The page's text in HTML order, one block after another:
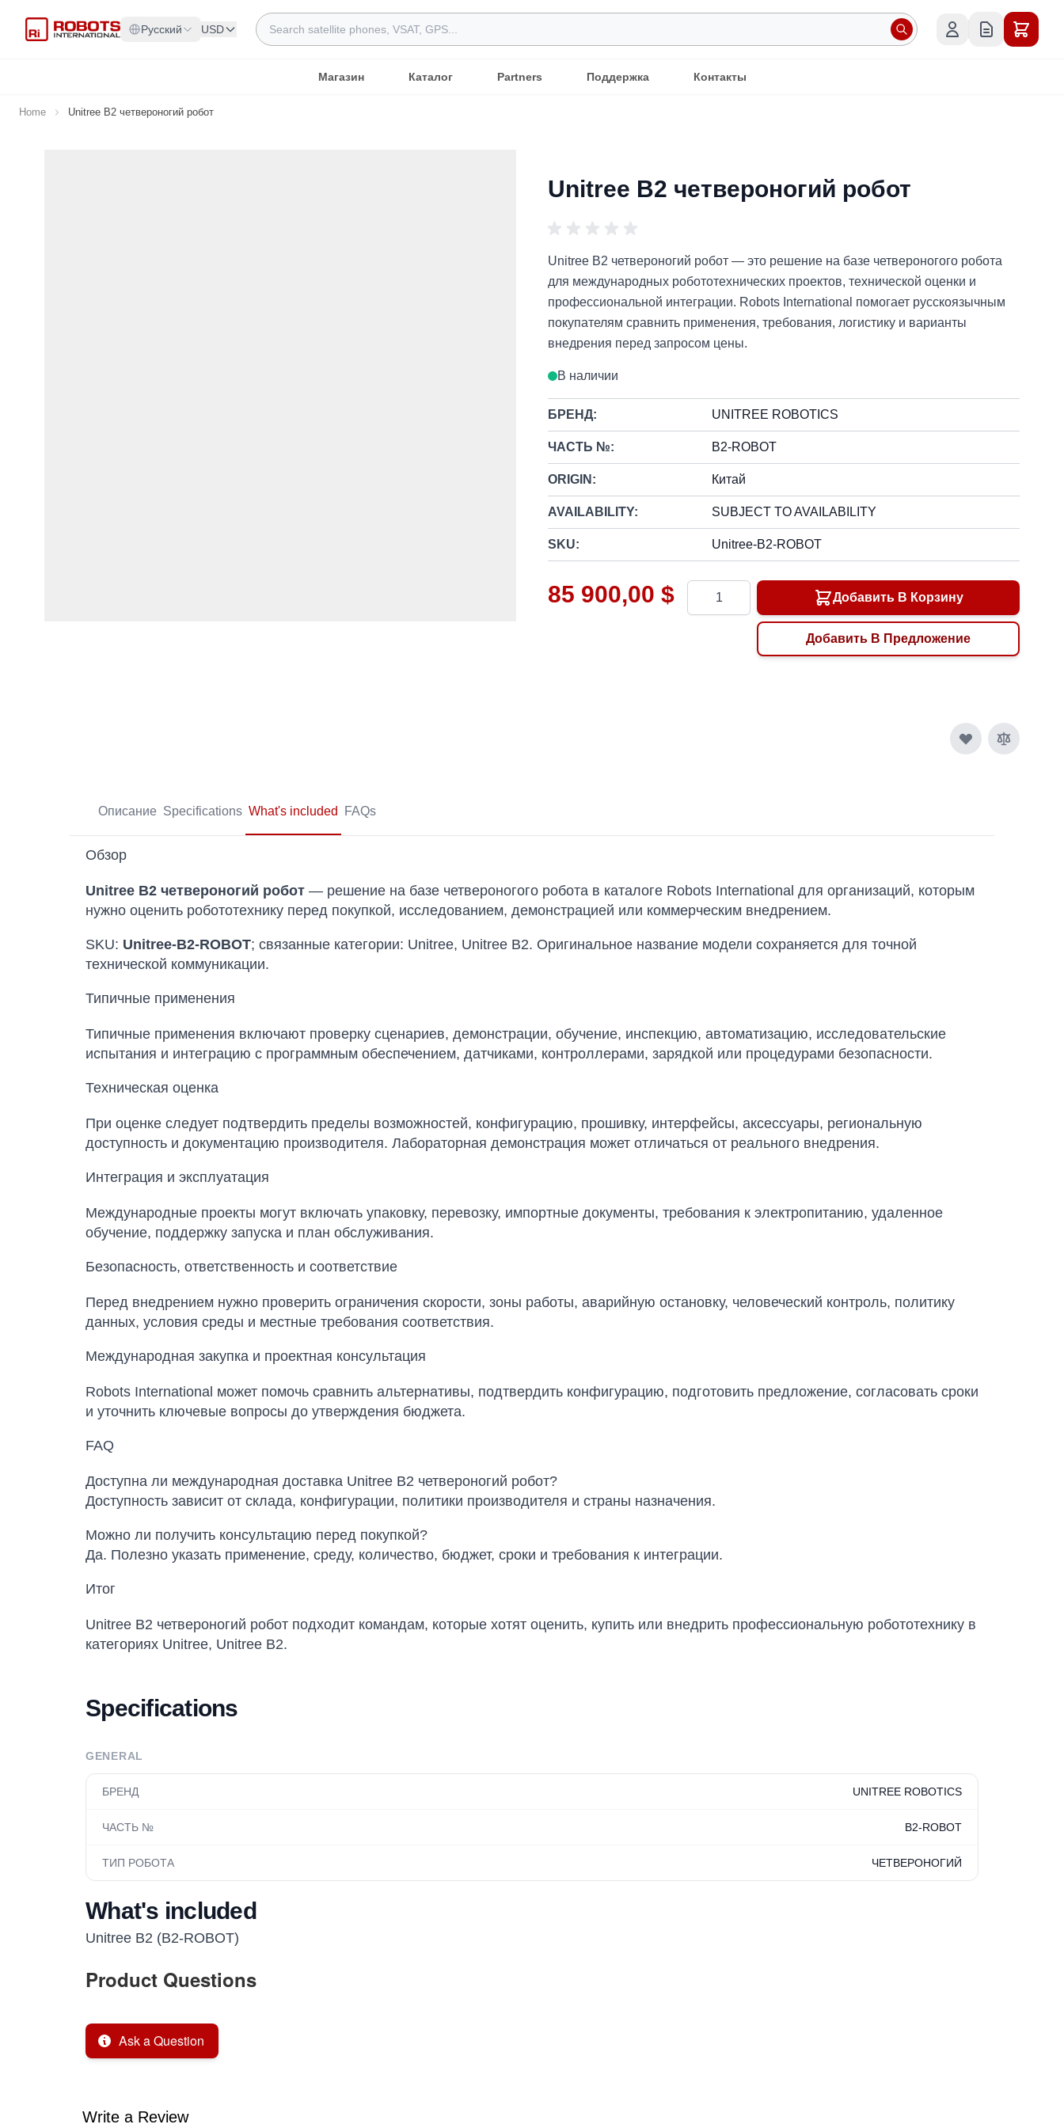
Русский USD
Search
Магазин Каталог Partners Поддержка Контакты
Home Unitree B2 четвероногий робот
Unitree B2 четвероногий робот
Unitree B2 четвероногий робот — это решение на базе четвероногого робота
для международных робототехнических проектов, технической оценки и
профессиональной интеграции. Robots International помогает русскоязычным
покупателям сравнить применения, требования, логистику и варианты
внедрения перед запросом цены.
В наличии
БРЕНД: UNITREE ROBOTICS
ЧАСТЬ №: B2-ROBOT
ORIGIN: Китай
AVAILABILITY: SUBJECT TO AVAILABILITY
SKU: Unitree-B2-ROBOT
85 900,00 $ Добавить В Корзину
Добавить В Предложение
Описание Specifications What's included FAQs
Обзор
Unitree B2 четвероногий робот — решение на базе четвероногого робота в каталоге Robots International для организаций, которым
нужно оценить робототехнику перед покупкой, исследованием, демонстрацией или коммерческим внедрением.
SKU: Unitree-B2-ROBOT; связанные категории: Unitree, Unitree B2. Оригинальное название модели сохраняется для точной
технической коммуникации.
Типичные применения
Типичные применения включают проверку сценариев, демонстрации, обучение, инспекцию, автоматизацию, исследовательские
испытания и интеграцию с программным обеспечением, датчиками, контроллерами, зарядкой или процедурами безопасности.
Техническая оценка
При оценке следует подтвердить пределы возможностей, конфигурацию, прошивку, интерфейсы, аксессуары, региональную
доступность и документацию производителя. Лабораторная демонстрация может отличаться от реального внедрения.
Интеграция и эксплуатация
Международные проекты могут включать упаковку, перевозку, импортные документы, требования к электропитанию, удаленное
обучение, поддержку запуска и план обслуживания.
Безопасность, ответственность и соответствие
Перед внедрением нужно проверить ограничения скорости, зоны работы, аварийную остановку, человеческий контроль, политику
данных, условия среды и местные требования соответствия.
Международная закупка и проектная консультация
Robots International может помочь сравнить альтернативы, подтвердить конфигурацию, подготовить предложение, согласовать сроки
и уточнить ключевые вопросы до утверждения бюджета.
FAQ
Доступна ли международная доставка Unitree B2 четвероногий робот?
Доступность зависит от склада, конфигурации, политики производителя и страны назначения.
Можно ли получить консультацию перед покупкой?
Да. Полезно указать применение, среду, количество, бюджет, сроки и требования к интеграции.
Итог
Unitree B2 четвероногий робот подходит командам, которые хотят оценить, купить или внедрить профессиональную робототехнику в
категориях Unitree, Unitree B2.
Specifications
GENERAL
БРЕНД UNITREE ROBOTICS
ЧАСТЬ № B2-ROBOT
ТИП РОБОТА ЧЕТВЕРОНОГИЙ
What's included
Unitree B2 (B2-ROBOT)
Product Questions
Ask a Question
Write a Review